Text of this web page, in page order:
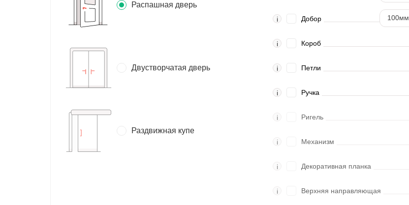
Распашная дверь
Двустворчатая дверь
Раздвижная купе
i Добор 100мм
i Короб
i Петли
i Ручка
i Ригель
i Механизм
i Декоративная планка
i Верхняя направляющая